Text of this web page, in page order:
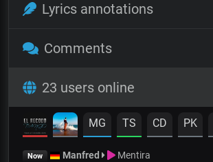
Lyrics annotations
Comments
23 users online
MG TS CD PK
Now Manfred Mentira